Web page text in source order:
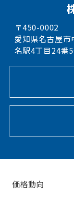
〒450-0002
愛知県名古屋市
名駅4丁目24番
価格動向